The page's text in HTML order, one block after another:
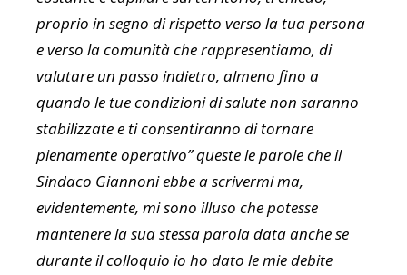
proprio in segno di rispetto verso la tua persona
e verso la comunità che rappresentiamo, di
valutare un passo indietro, almeno fino a
quando le tue condizioni di salute non saranno
stabilizzate e ti consentiranno di tornare
pienamente operativo” queste le parole che il
Sindaco Giannoni ebbe a scrivermi ma,
evidentemente, mi sono illuso che potesse
mantenere la sua stessa parola data anche se
durante il colloquio io ho dato le mie debite